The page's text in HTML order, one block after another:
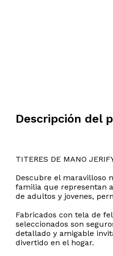
Descripción del
TITERES DE MANO
Descubre el maravilloso
familia que representan
de adultos y jovenes,
Fabricados con tela de
seleccionados son
detallado y amigable
divertido en el hogar.